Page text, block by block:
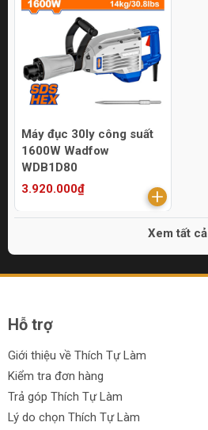
Máy đục 30ly công suất
1600W Wadfow
WDB1D80
3.920.000₫
Xem tất cả
Hỗ trợ
Giới thiệu về Thích Tự Làm
Kiểm tra đơn hàng
Trả góp Thích Tự Làm
Lý do chọn Thích Tự Làm